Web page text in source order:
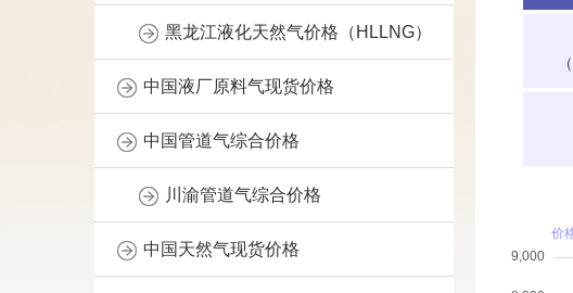
黑龙江液化天然气价格（HLLNG）
中国液厂原料气现货价格
中国管道气综合价格
川渝管道气综合价格
中国天然气现货价格